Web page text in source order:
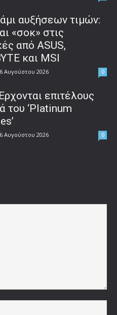
αυξήσεων τιμών:
«σοκ» στις
από ASUS,
και MSI
6 Αυγούστου 2026 0
επιτέλους
του ‘Platinum
6 Αυγούστου 2026 0